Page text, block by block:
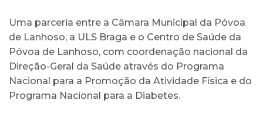
Uma parceria entre a Câmara Municipal da Póvoa
de Lanhoso, a ULS Braga e o Centro de Saúde da
Póvoa de Lanhoso, com coordenação nacional da
Direção-Geral da Saúde através do Programa
Nacional para a Promoção da Atividade Física e do
Programa Nacional para a Diabetes.